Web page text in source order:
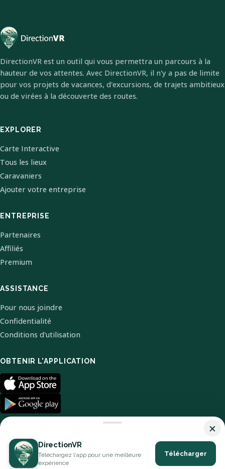
DirectionVR est un outil qui vous permettra un parcours à la
hauteur de vos attentes. Avec DirectionVR, il n'y a pas de limite
pour vos projets de vacances, d'excursions, de trajets ambitieux
ou de virées à la découverte des routes.
EXPLORER
Carte Interactive
Tous les lieux
Caravaniers
Ajouter votre entreprise
ENTREPRISE
Partenaires
Affiliés
Premium
ASSISTANCE
Pour nous joindre
Confidentialité
Conditions d'utilisation
OBTENIR L'APPLICATION
© 2026 DirectionVR. Tous droits réservés.
×
DirectionVR
Téléchargez l'app pour une meilleure
expérience
Télécharger